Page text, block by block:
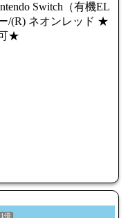
Switch（有機EL
/(R) ネオンレッド ★
★
倍